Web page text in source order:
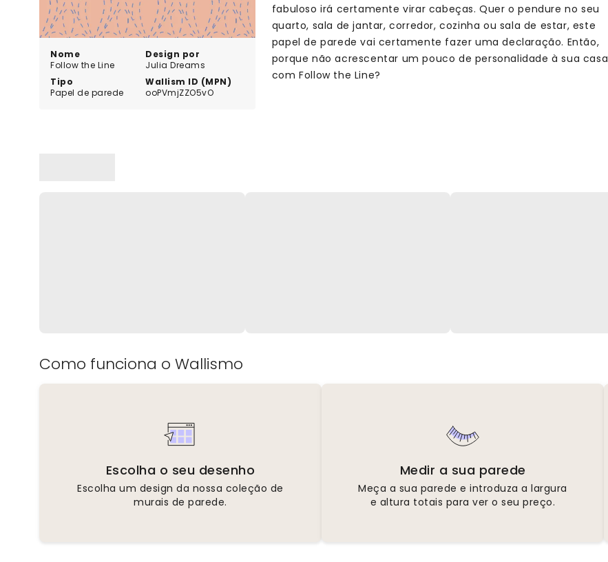
Nome
Follow the Line
Design por
Julia Dreams
Tipo
Papel de parede
Wallism ID (MPN)
ooPVmjZZO5vO
fabuloso irá certamente virar cabeças. Quer o pendure no seu
quarto, sala de jantar, corredor, cozinha ou sala de estar, este
papel de parede vai certamente fazer uma declaração. Então,
porque não acrescentar um pouco de personalidade à sua casa
com Follow the Line?
Como funciona o Wallismo
Escolha o seu desenho
Escolha um design da nossa coleção de
murais de parede.
Medir a sua parede
Meça a sua parede e introduza a largura
e altura totais para ver o seu preço.